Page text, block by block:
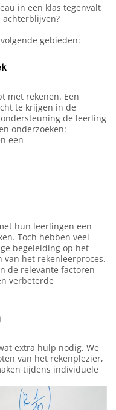
in een klas tegenvalt
gebieden:
met rekenen. Een
te krijgen in de
de leerling
onderzoeken:
een
hun leerlingen een
Toch hebben veel
begeleiding op het
het rekenleerproces.
de relevante factoren
verbeterde
extra hulp nodig. We
van het rekenplezier,
tijdens individuele